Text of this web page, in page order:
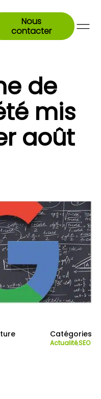
Nous
contacter
de
mis
août
Catégories
Actualité,SEO